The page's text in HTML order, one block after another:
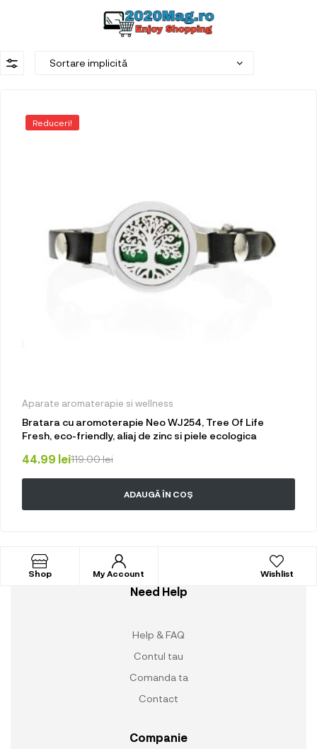
Reduceri!
Aparate aromaterapie si wellness
Bratara cu aromoterapie Neo WJ254, Tree Of Life
Fresh, eco-friendly, aliaj de zinc si piele ecologica
119.00lei
44.99 lei
ADAUGĂ ÎN COȘ
Shop My Account Wishlist
Need Help
Help & FAQ
Contul tau
Comanda ta
Contact
Companie